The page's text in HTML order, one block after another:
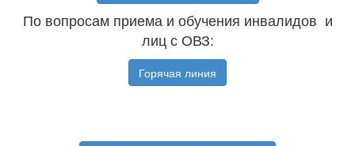
По вопросам приема и обучения инвалидов и
лиц с ОВЗ:
Горячая линия